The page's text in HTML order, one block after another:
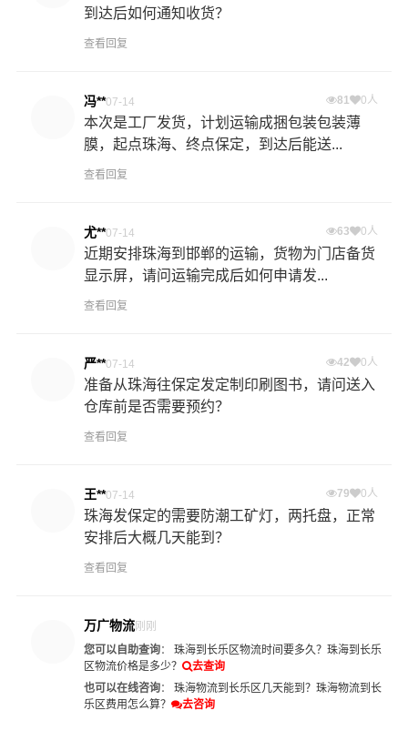
到达后如何通知收货？
查看回复
冯**07-14 81 0人
本次是工厂发货，计划运输成捆包装包装薄
膜，起点珠海、终点保定，到达后能送...
查看回复
尤**07-14 63 0人
近期安排珠海到邯郸的运输，货物为门店备货
显示屏，请问运输完成后如何申请发...
查看回复
严**07-14 42 0人
准备从珠海往保定发定制印刷图书，请问送入
仓库前是否需要预约？
查看回复
王**07-14 79 0人
珠海发保定的需要防潮工矿灯，两托盘，正常
安排后大概几天能到？
查看回复
万广物流刚刚
您可以自助查询： 珠海到长乐区物流时间要多久？ 珠海到长乐
区物流价格是多少？
去查询
也可以在线咨询： 珠海物流到长乐区几天能到？ 珠海物流到长
乐区费用怎么算？
去咨询